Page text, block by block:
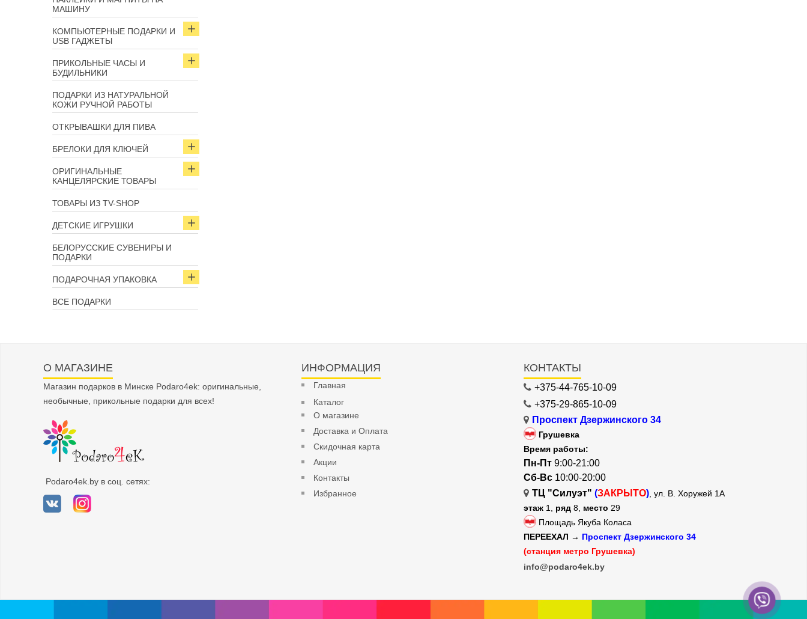
МАШИНУ
КОМПЬЮТЕРНЫЕ ПОДАРКИ И
USB ГАДЖЕТЫ
ПРИКОЛЬНЫЕ ЧАСЫ И
БУДИЛЬНИКИ
ПОДАРКИ ИЗ НАТУРАЛЬНОЙ
КОЖИ РУЧНОЙ РАБОТЫ
ОТКРЫВАШКИ ДЛЯ ПИВА
БРЕЛОКИ ДЛЯ КЛЮЧЕЙ
ОРИГИНАЛЬНЫЕ
КАНЦЕЛЯРСКИЕ ТОВАРЫ
ТОВАРЫ ИЗ TV-SHOP
ДЕТСКИЕ ИГРУШКИ
БЕЛОРУССКИЕ СУВЕНИРЫ И
ПОДАРКИ
ПОДАРОЧНАЯ УПАКОВКА
ВСЕ ПОДАРКИ
О МАГАЗИНЕ
Магазин подарков в Минске Podaro4ek: оригинальные,
необычные, прикольные подарки для всех!
Podaro4ek.by в соц. сетях:
ИНФОРМАЦИЯ
Главная
Каталог
О магазине
Доставка и Оплата
Скидочная карта
Акции
Контакты
Избранное
КОНТАКТЫ
+375-44-765-10-09
+375-29-865-10-09
Проспект Дзержинского 34
Грушевка
Время работы:
Пн-Пт 9:00-21:00
Сб-Вс 10:00-20:00
ТЦ "Силуэт" (ЗАКРЫТО) , ул. В. Хоружей 1А
этаж 1, ряд 8, место 29
Площадь Якуба Коласа
ПЕРЕЕХАЛ → Проспект Дзержинского 34
(станция метро Грушевка)
info@podaro4ek.by